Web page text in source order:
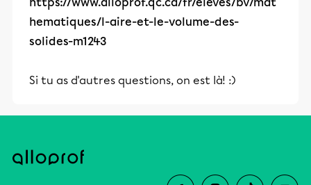
hematiques/l-aire-et-le-volume-des-
solides-m1243
Si tu as d'autres questions, on est là! :)